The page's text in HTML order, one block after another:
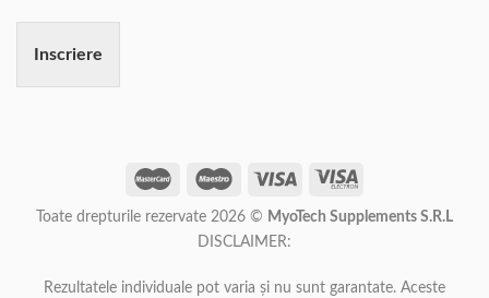
Inscriere
Toate drepturile rezervate 2026 © MyoTech Supplements S.R.L
DISCLAIMER:
Rezultatele individuale pot varia și nu sunt garantate. Aceste